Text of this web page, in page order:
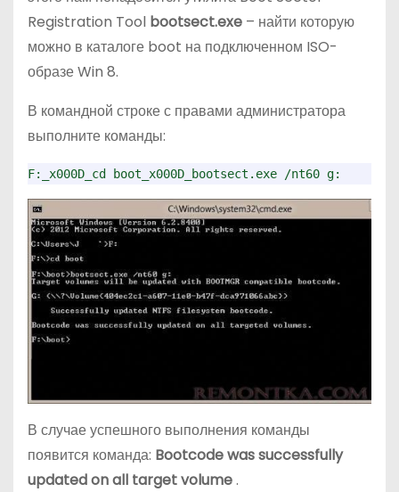
Registration Tool bootsect.exe – найти которую
можно в каталоге boot на подключенном ISO-
образе Win 8.
В командной строке с правами администратора
выполните команды:
F:_x000D_cd boot_x000D_bootsect.exe /nt60 g:
В случае успешного выполнения команды
появится команда: Bootcode was successfully
updated on all target volume.